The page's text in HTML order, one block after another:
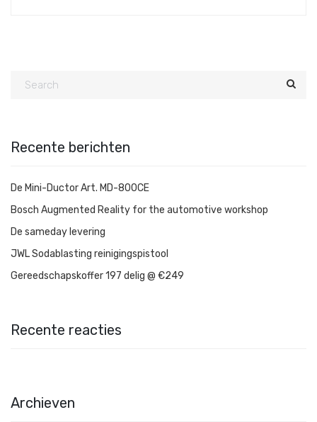
Recente berichten
De Mini-Ductor Art. MD-800CE
Bosch Augmented Reality for the automotive workshop
De sameday levering
JWL Sodablasting reinigingspistool
Gereedschapskoffer 197 delig @ €249
Recente reacties
Archieven